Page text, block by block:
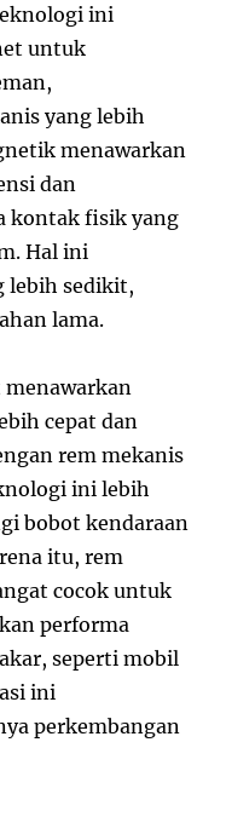
ini
untuk
yang lebih
menawarkan
dan
kontak fisik yang
Hal ini
lebih sedikit,
lama.
cepat dan
rem mekanis
ini lebih
bobot kendaraan
itu, rem
cocok untuk
performa
seperti mobil
ini
perkembangan